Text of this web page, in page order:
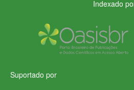
Indexado
Suportado por